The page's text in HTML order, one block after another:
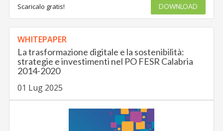
Scaricalo gratis! DOWNLOAD
WHITEPAPER
La trasformazione digitale e la sostenibilità:
strategie e investimenti nel PO FESR Calabria
2014-2020
01 Lug 2025